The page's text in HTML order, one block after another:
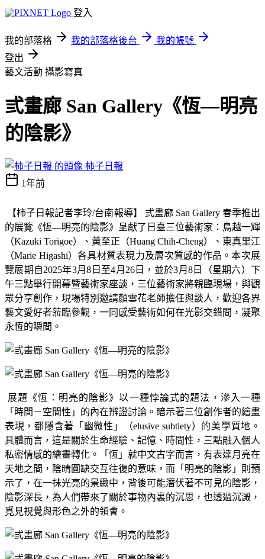
登入
我的部落格 我的部落格後台
我的帳號
登出
藝文活動 攝影寫真
弎畫廊 San Gallery《恆—明亮
的陰影》
柿子日報
1年前
【柿子日報記者李玲/台南報導】 弎畫廊San Gallery 春季推出
的展覽《恆—明亮的陰影》呈獻了日臺三位藝術家：鳥越一輝
（Kazuki Torigoe）、黃至正（Huang Chih-Cheng）、東真里江
（Marie Higashi）各具材質表現力及層次質感的作品。本次展
覽展期自2025年3月8 日至4月 26日，並於3月 8日（星期六）下
午三點舉行開幕暨藝術家座談，三位藝術家將親臨現場，與觀
眾分享創作，現場特別邀請顏雪花老師擔任與談人，歡迎各界
藝文愛好者蒞臨參觀，一同感受藝術如何在光影交錯間，凝聚
永恆的瞬間。
展題《恆：明亮的陰影》以一種悖論式的題法，滲入一種
「時間－空間性」的內在辨證討論。暗示著三位創作者的繪畫
表現，都隱含著「幽微性」（elusive subtlety）的美學質地。
具體而言，這是關於生命經驗、記憶、時間性，三點融入個人
私密情感的繪畫轉化。「恆」就中文古字而言，有表達月亮在
天地之間，陰晴圓缺交互往復的意味，而「明亮的陰影」則預
示了，在一抹光亮的景緻中，背後可能潛伏著不可見的陰影，
陰影深長，為人們帶來了關於事物內裏的沉思，也透過沉澱，
覓見視覺與形色之外的領會。